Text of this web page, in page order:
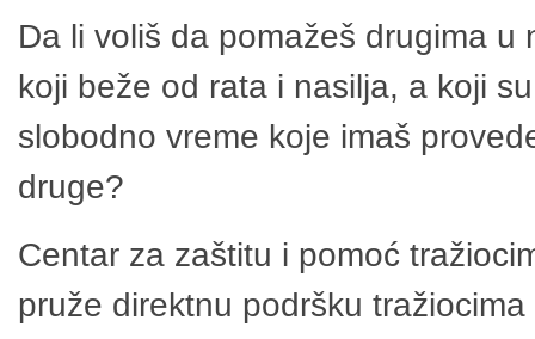
Da li voliš da pomažeš drugima
koji beže od rata i nasilja, a koji
slobodno vreme koje imaš
druge?
Centar za zaštitu i pomoć
pruže direktnu podršku